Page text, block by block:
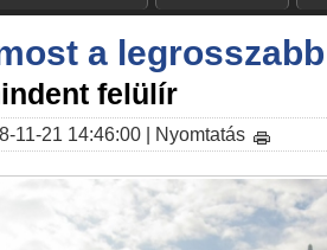
a legrosszabb
felülír
11-21 14:46:00 | Nyomtatás